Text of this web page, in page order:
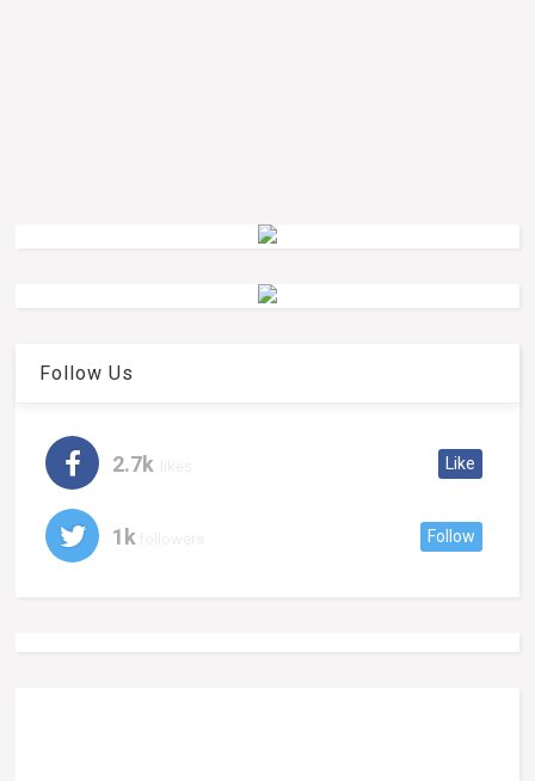
Follow Us
2.7k Like
1k Follow